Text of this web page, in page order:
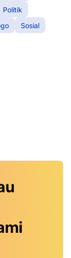
Politik
Sosial